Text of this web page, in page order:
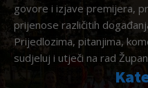
govore i izjave premijera,
prijenose različitih
Prijedlozima, pitanjima,
sudjeluj i utječi na rad